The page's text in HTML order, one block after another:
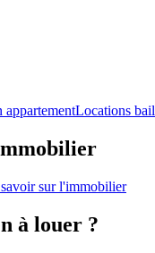
appartementLocations
sur l'immobilier
à louer ?